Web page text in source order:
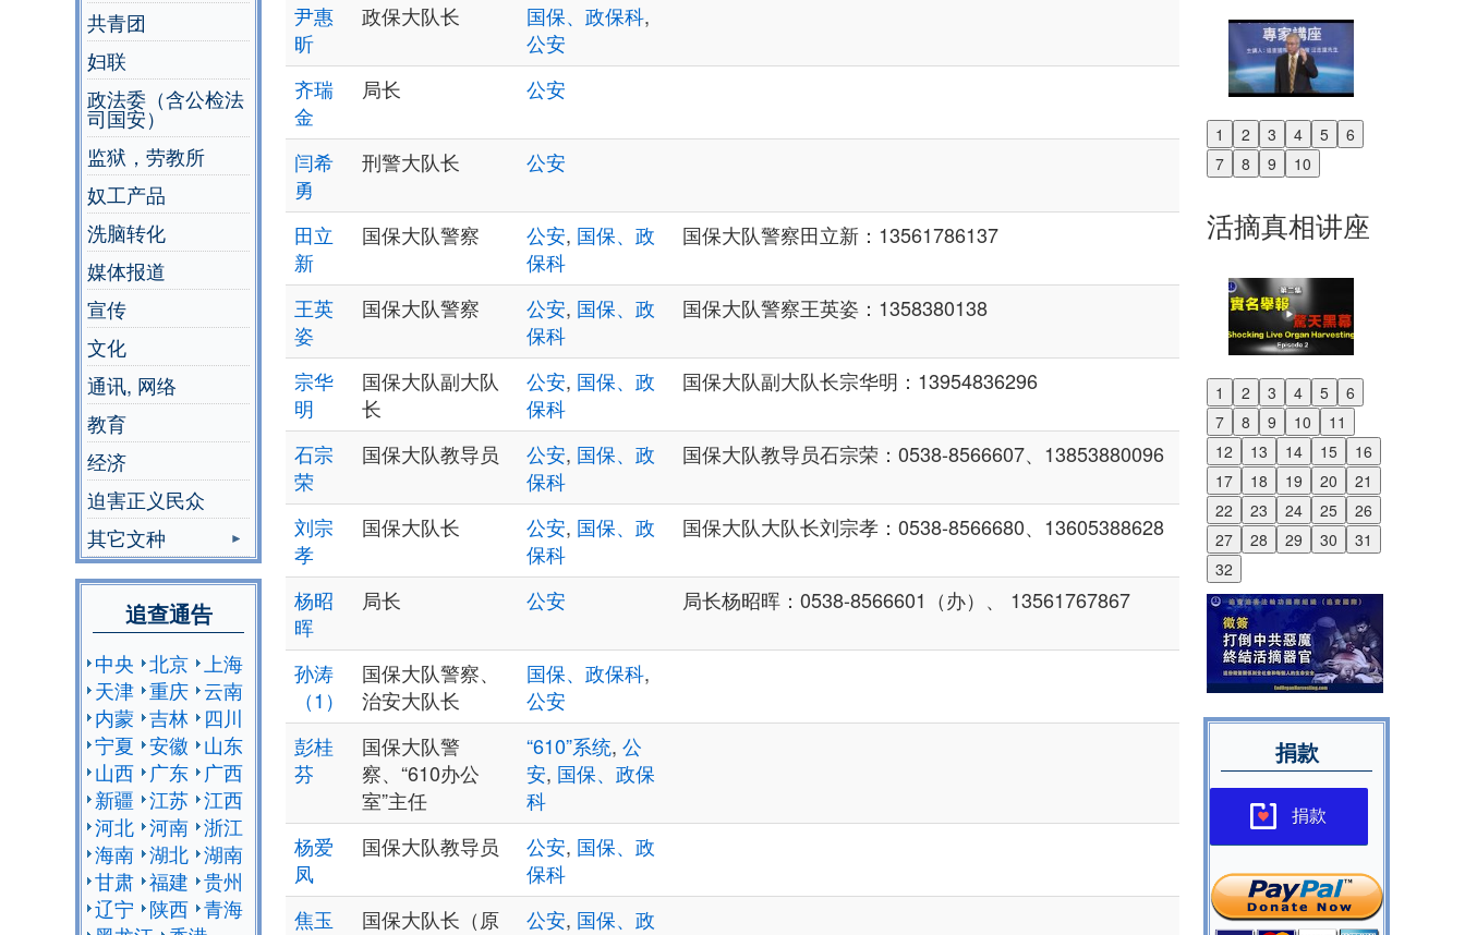
共青团
妇联
政法委（含公检法
司国安）
监狱，劳教所
奴工产品
洗脑转化
媒体报道
宣传
文化
通讯, 网络
教育
经济
迫害正义民众
其它文种
追查通告
中央 北京 上海
天津 重庆 云南
内蒙 吉林
四川
宁夏 安徽
山东
山西
广东
广西
新疆 江苏 江西
河北 河南 浙江
海南 湖北 湖南
甘肃 福建 贵州
辽宁
陕西 青海
尹惠
昕
政保大队长 国保、政保科,
公安
齐瑞
金
局长 公安
闫希
勇
刑警大队长 公安
田立
新
国保大队警察 公安, 国保、政
保科
国保大队警察田立新：13561786137
王英
姿
国保大队警察 公安, 国保、政
保科
国保大队警察王英姿：1358380138
宗华
明
国保大队副大队
长
公安, 国保、政
保科
国保大队副大队长宗华明：13954836296
石宗
荣
国保大队教导员 公安, 国保、政
保科
国保大队教导员石宗荣：0538-8566607、13853880096
刘宗
孝
国保大队长 公安, 国保、政
保科
国保大队大队长刘宗孝：0538-8566680、13605388628
杨昭
晖
局长 公安 局长杨昭晖：0538-8566601（办）、 13561767867
孙涛
（1）
国保大队警察、
治安大队长
国保、政保科,
公安
彭桂
芬
国保大队警
察、“610办公
室”主任
“610”系统, 公
安, 国保、政保
科
杨爱
凤
国保大队教导员 公安, 国保、政
保科
焦玉
国保大队长（原
公安, 国保、政
1 2 3 4 5
6
7
8 9 10
Previous
Next
活摘真相讲座
1 2 3 4 5
6
7
8 9 10
11
12
13 14 15
16
17
18 19 20
21
22
23 24 25
26
27
28 29 30
31
32
Previous
Next
捐款
捐款